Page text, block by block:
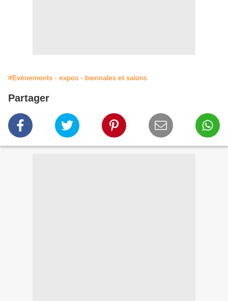
#Evènements - expos - biennales et salons
Partager